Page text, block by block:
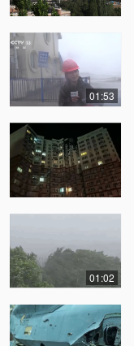
01:53
01:02